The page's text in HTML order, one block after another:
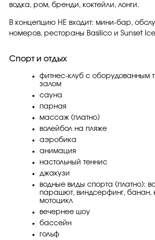
водка, ром, бренди, коктейли, лонги.
В концепцию НЕ входит: мини-бар,
номеров, рестораны Basilico и Sunset
Спорт и отдых
фитнес-клуб с оборудованным
залом
сауна
парная
массаж (платно)
волейбол на пляже
аэробика
анимация
настольный теннис
джакузи
водные виды спорта (платно):
парашют, виндсерфинг, банан,
мотоцикл
вечернее шоу
бассейн
гольф